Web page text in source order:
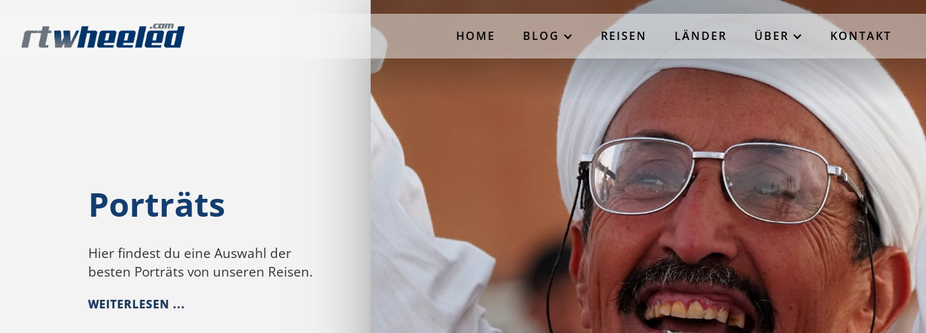
HOME BLOG REISEN LÄNDER ÜBER KONTAKT
Porträts
Hier findest du eine Auswahl der
besten Porträts von unseren Reisen.
WEITERLESEN ...